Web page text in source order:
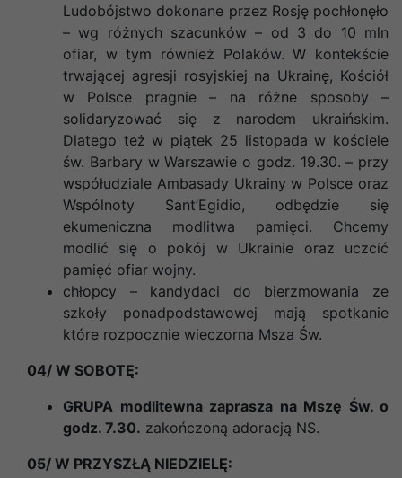
Ludobójstwo dokonane przez Rosję pochłonęło
– wg różnych szacunków – od 3 do 10 mln
ofiar, w tym również Polaków. W kontekście
trwającej agresji rosyjskiej na Ukrainę, Kościół
w Polsce pragnie – na różne sposoby –
solidaryzować się z narodem ukraińskim.
Dlatego też w piątek 25 listopada w kościele
św. Barbary w Warszawie o godz. 19.30. – przy
współudziale Ambasady Ukrainy w Polsce oraz
Wspólnoty Sant’Egidio, odbędzie się
ekumeniczna modlitwa pamięci. Chcemy
modlić się o pokój w Ukrainie oraz uczcić
pamięć ofiar wojny.
chłopcy – kandydaci do bierzmowania ze
szkoły ponadpodstawowej mają spotkanie
które rozpocznie wieczorna Msza Św.
04/ W SOBOTĘ:
GRUPA modlitewna zaprasza na Mszę Św. o
godz. 7.30. zakończoną adoracją NS.
05/ W PRZYSZŁĄ NIEDZIELĘ: